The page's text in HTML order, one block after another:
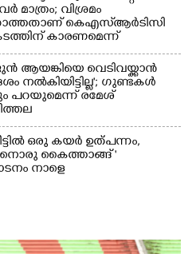
മാത്രം; വിശ്രമം
കെഎസ്‌ആർടിസി
കാരണമെന്ന്
ആയങ്കിയെ വെടിവയ്ക്കാൻ
നൽകിയിട്ടില്ല'; ഗുണ്ടകൾ
പറയുമെന്ന് രമേശ്
ഒരു കയർ ഉത്പന്നം,
കൈത്താങ്ങ് '
നാളെ